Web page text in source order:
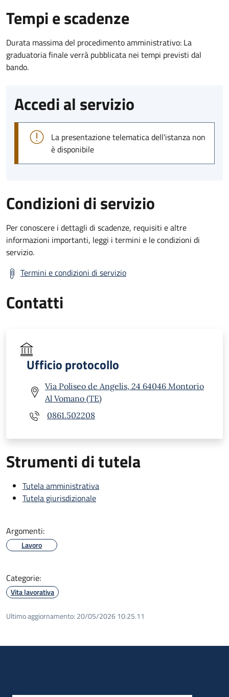
Tempi e scadenze
Durata massima del procedimento amministrativo: La
graduatoria finale verrà pubblicata nei tempi previsti dal
bando.
Accedi al servizio
La presentazione telematica dell'istanza non
è disponibile
Condizioni di servizio
Per conoscere i dettagli di scadenze, requisiti e altre
informazioni importanti, leggi i termini e le condizioni di
servizio.
Termini e condizioni di servizio
Contatti
Ufficio protocollo
Via Poliseo de Angelis, 24 64046 Montorio
Al Vomano (TE)
0861.502208
Strumenti di tutela
Tutela amministrativa
Tutela giurisdizionale
Argomenti:
Lavoro
Categorie:
Vita lavorativa
Ultimo aggiornamento: 20/05/2026 10:25.11